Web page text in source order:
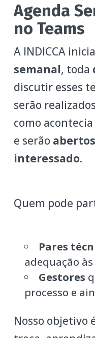
Agenda
no Teams
A INDICCA
semanal, toda
discutir esses
serão
como
e serão
interessado.
Quem pode
Pares
adequação
Gestores
processo e
Nosso objetivo